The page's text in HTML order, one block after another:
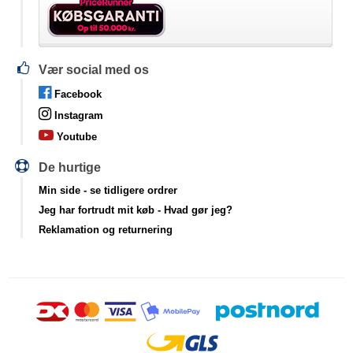
Vær social med os
Facebook
Instagram
Youtube
De hurtige
Min side - se tidligere ordrer
Jeg har fortrudt mit køb - Hvad gør jeg?
Reklamation og returnering